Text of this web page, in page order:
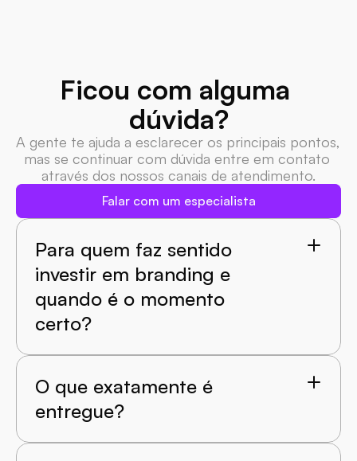
Ficou com alguma
dúvida?
A gente te ajuda a esclarecer os principais pontos,
mas se continuar com dúvida entre em contato
através dos nossos canais de atendimento.
Falar com um especialista
Para quem faz sentido
investir em branding e
quando é o momento
certo?
O que exatamente é
entregue?